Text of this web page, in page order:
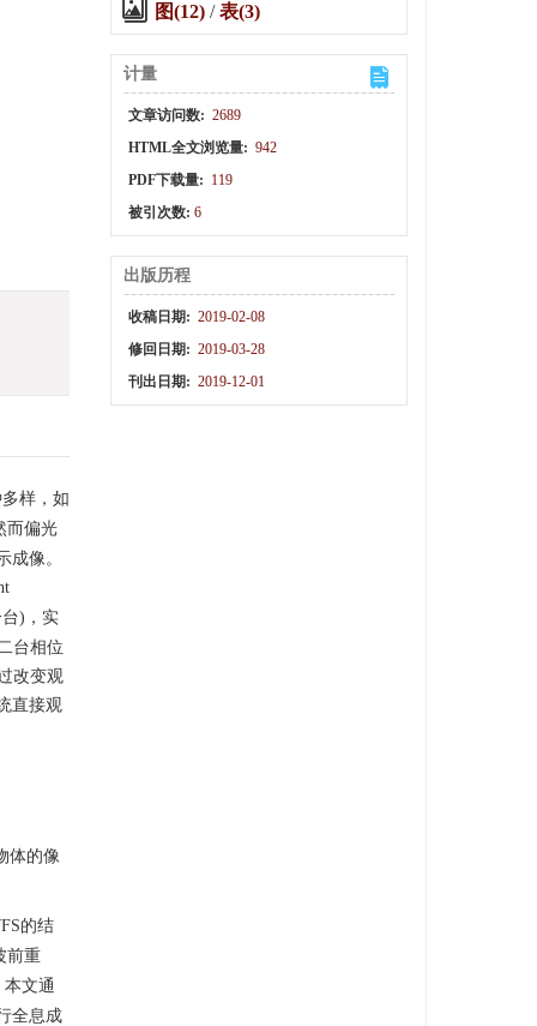
样，如
而偏光
像。
)，实
台相位
改变观
直接观
体的像
的结
前重
本文通
全息成
图(12)/表(3)
计量
文章访问数: 2689
HTML全文浏览量: 942
PDF下载量: 119
被引次数: 6
出版历程
收稿日期: 2019-02-08
修回日期: 2019-03-28
刊出日期: 2019-12-01